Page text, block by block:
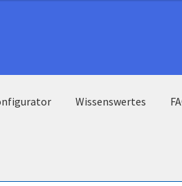
Wissenswertes